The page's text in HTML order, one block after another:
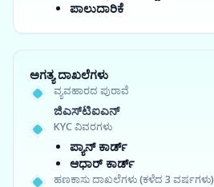
ಪಾಲುದಾರಿಕೆ
ಅಗತ್ಯ ದಾಖಲೆಗಳು
ವ್ಯವಹಾರದ ಪುರಾವೆ
ಜಿಎಸ್‍ಟಿಐಎನ್
KYC ವಿವರಗಳು
ಪ್ಯಾನ್ ಕಾರ್ಡ್
ಆಧಾರ್ ಕಾರ್ಡ್
ಹಣಕಾಸು ದಾಖಲೆಗಳು (ಕಳೆದ 3 ವರ್ಷಗಳು)